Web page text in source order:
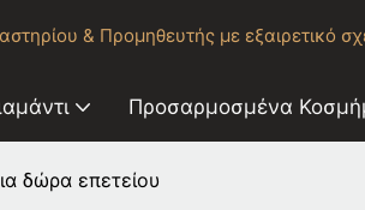
& Προμηθευτής με εξαιρετικό
Προσαρμοσμένα
δώρα επετείου